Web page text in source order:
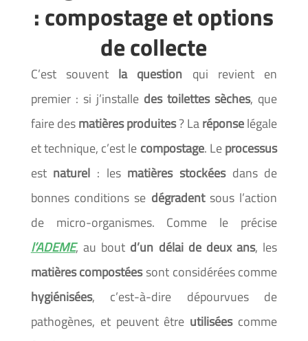
: compostage et options
de collecte
C’est souvent la question qui revient en
premier : si j’installe des toilettes sèches, que
faire desmatières produites? Laréponselégale
et technique, c’est le compostage. Leprocessus
est naturel : les matières stockéesdans de
bonnes conditions se dégradentsous l’action
de micro-organismes. Comme le précise
l’ADEME, au bout d’un délai de deux ans, les
matièrescompostéessont considérées comme
hygiénisées, c’est-à-dire dépourvues de
pathogènes, et peuvent être utiliséescomme